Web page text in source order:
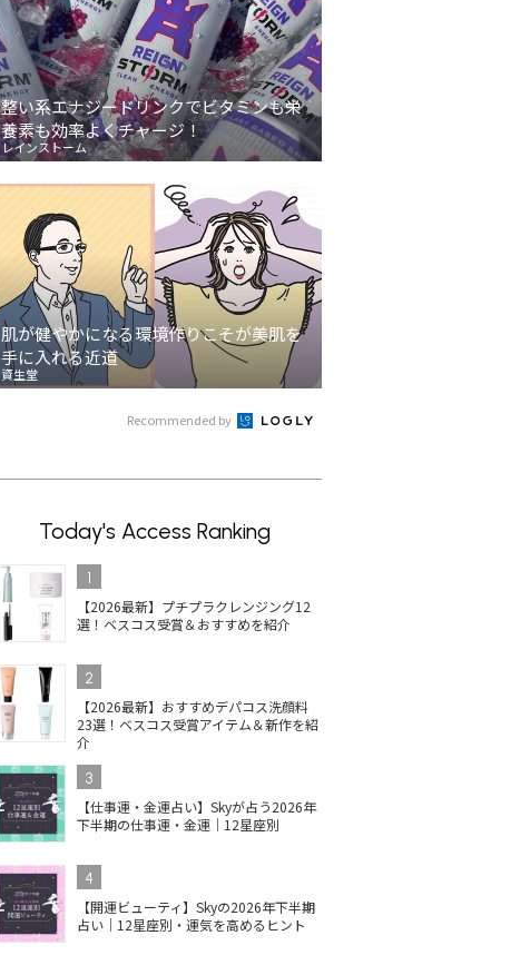
整い系エナジードリンクでビタミンも栄
養素も効率よくチャージ！
レインストーム
肌が健やかになる環境作りこそが美肌を
手に入れる近道
資生堂
Recommended by
Today's Access Ranking
1
【2026最新】プチプラクレンジング12
選！ベスコス受賞＆おすすめを紹介
2
【2026最新】おすすめデパコス洗顔料
23選！ベスコス受賞アイテム＆新作を紹
介
3
【仕事運・金運占い】Skyが占う2026年
下半期の仕事運・金運｜12星座別
4
【開運ビューティ】Skyの2026年下半期
占い｜12星座別・運気を高めるヒント